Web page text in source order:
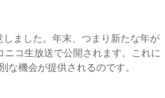
ました。年末、つまり新たな年が
コ生放送で公開されます。これに
機会が提供されるのです。